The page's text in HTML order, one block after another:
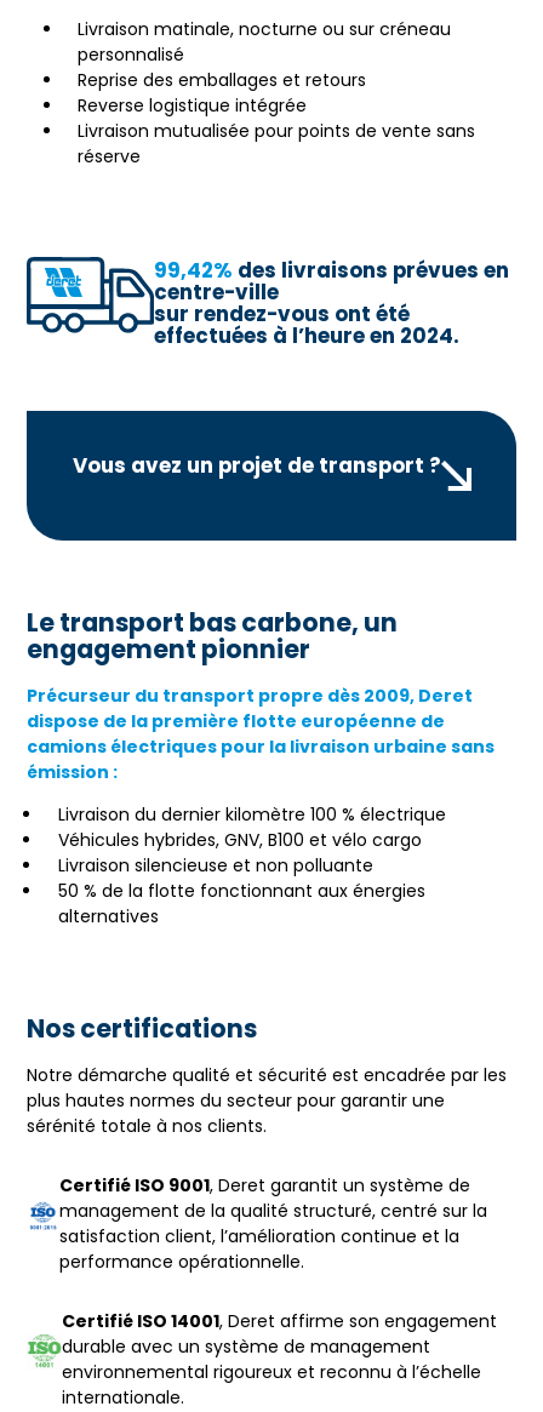
Livraison matinale, nocturne ou sur créneau
personnalisé
Reprise des emballages et retours
Reverse logistique intégrée
Livraison mutualisée pour points de vente sans
réserve
99,42% des livraisons prévues en
centre-ville
sur rendez-vous ont été
effectuées à l’heure en 2024.
Vous avez un projet de transport ?
Le transport bas carbone, un
engagement pionnier
Précurseur du transport propre dès 2009, Deret
dispose de la première flotte européenne de
camions électriques pour la livraison urbaine sans
émission :
Livraison du dernier kilomètre 100 % électrique
Véhicules hybrides, GNV, B100 et vélo cargo
Livraison silencieuse et non polluante
50 % de la flotte fonctionnant aux énergies
alternatives
Nos certifications
Notre démarche qualité et sécurité est encadrée par les
plus hautes normes du secteur pour garantir une
sérénité totale à nos clients.
Certifié ISO 9001, Deret garantit un système de
management de la qualité structuré, centré sur la
satisfaction client, l’amélioration continue et la
performance opérationnelle.
Certifié ISO 14001, Deret affirme son engagement
durable avec un système de management
environnemental rigoureux et reconnu à l’échelle
internationale.